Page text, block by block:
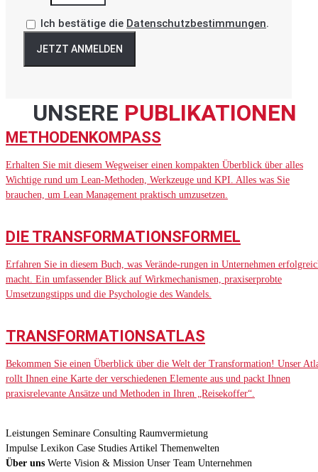
Ich bestätige die Datenschutzbestimmungen.
JETZT ANMELDEN
UNSERE PUBLIKATIONEN
METHODENKOMPASS
Erhalten Sie mit diesem Wegweiser einen kompakten Überblick über alles
Wichtige rund um Lean-Methoden, Werkzeuge und KPI. Alles was Sie
brauchen, um Lean Management praktisch umzusetzen.
DIE TRANSFORMATIONSFORMEL
Erfahren Sie in diesem Buch, was Verände-rungen in Unternehmen
macht. Ein umfassender Blick auf Wirkmechanismen, praxiserprobte
Umsetzungstipps und die Psychologie des Wandels.
TRANSFORMATIONSATLAS
Bekommen Sie einen Überblick über die Welt der Transformation! Unser
rollt Ihnen eine Karte der verschiedenen Elemente aus und packt Ihnen
praxisrelevante Ansätze und Methoden in Ihren „Reisekoffer“.
Leistungen Seminare Consulting Raumvermietung
Impulse Lexikon Case Studies Artikel Themenwelten
Über uns Werte Vision & Mission Unser Team Unternehmen